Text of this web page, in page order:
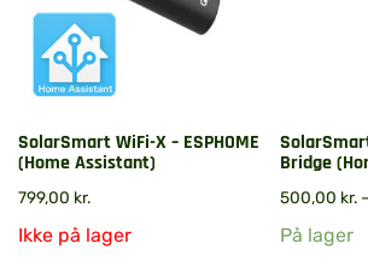
SolarSmart WiFi-X – ESPHOME
(Home Assistant)
799,00 kr.
Ikke på lager
Bridge
500,00 kr. –
På lager